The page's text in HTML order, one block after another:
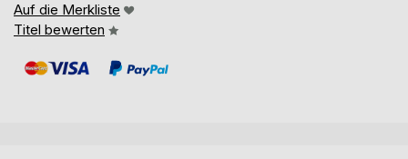
Auf die Merkliste
Titel bewerten